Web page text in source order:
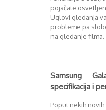
pojačate
Uglovi gledanja
probleme pa
na gledanje filma.
Samsung
specifikacija i
Poput nekih novih